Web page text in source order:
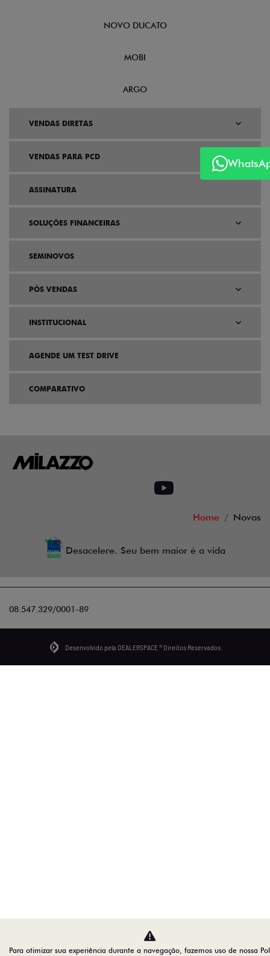
NOVO DUCATO
MOBI
ARGO
VENDAS DIRETAS
VENDAS PARA PCD
ASSINATURA
SOLUÇÕES FINANCEIRAS
SEMINOVOS
PÓS VENDAS
INSTITUCIONAL
AGENDE UM TEST DRIVE
COMPARATIVO
Home Novos
Desacelere. Seu bem maior é a vida
08.547.329/0001-89
Desenvolvido pela DEALERSPACE ® Direitos Reservados.
Para otimizar sua experiência durante a navegação, fazemos uso de nossa